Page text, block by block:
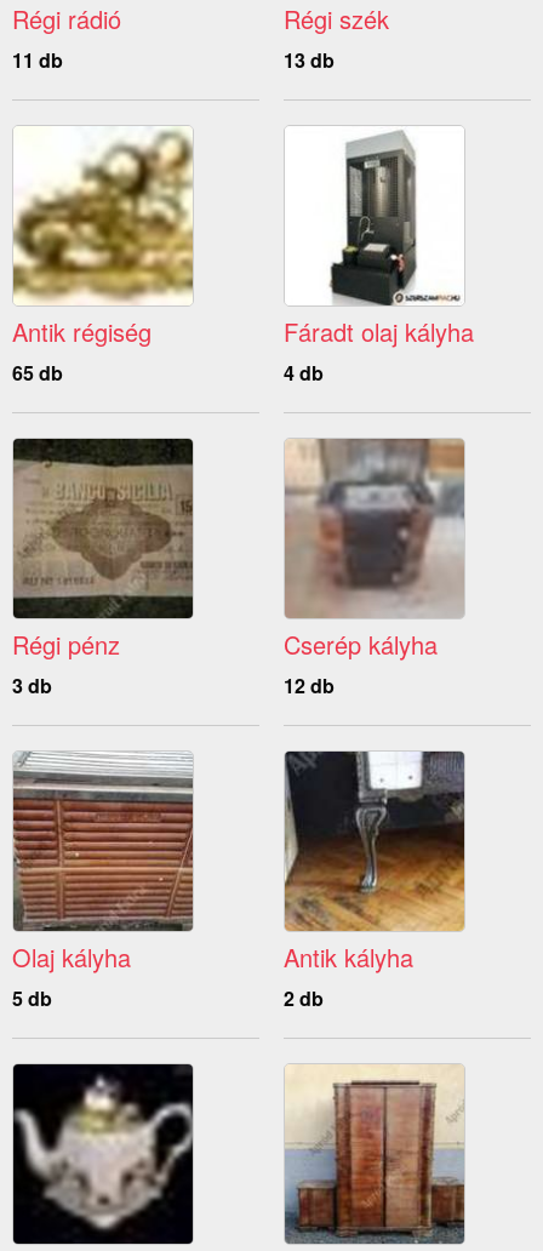
Régi rádió
11 db
Régi szék
13 db
Antik régiség
65 db
Fáradt olaj kályha
4 db
Régi pénz
3 db
Cserép kályha
12 db
Olaj kályha
5 db
Antik kályha
2 db